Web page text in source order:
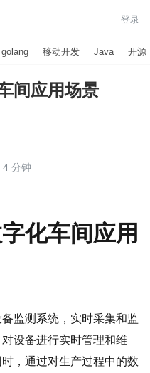
登录
golang 移动开发 Java 开源
间应用场景
4 分钟
化车间应用
监测系统，实时采集和监
设备进行实时管理和维
，通过对生产过程中的数